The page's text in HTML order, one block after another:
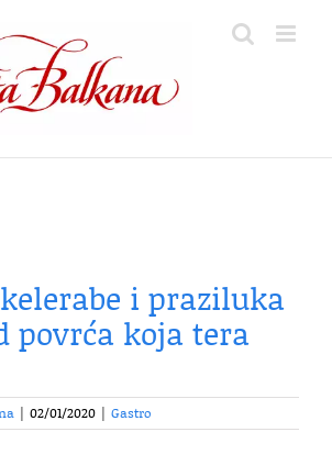
i praziluka
povrća koja tera
02/01/2020 Gastro